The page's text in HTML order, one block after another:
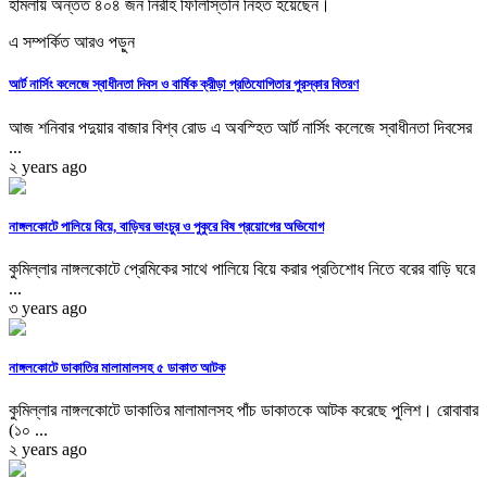
হামলায় অন্তত ৪০৪ জন নিরীহ ফিলিস্তিনি নিহত হয়েছেন।
এ সম্পর্কিত আরও পড়ুন
আর্ট নার্সিং কলেজে স্বাধীনতা দিবস ও বার্ষিক ক্রীড়া প্রতিযোগিতার পুরস্কার বিতরণ
আজ শনিবার পদুয়ার বাজার বিশ্ব রোড এ অবস্হিত আর্ট নার্সিং কলেজে স্বাধীনতা দিবসের
...
২ years ago
নাঙ্গলকোটে পালিয়ে বিয়ে, বাড়িঘর ভাংচুর ও পুকুরে বিষ প্রয়োগের অভিযোগ
কুমিল্লার নাঙ্গলকোটে প্রেমিকের সাথে পালিয়ে বিয়ে করার প্রতিশোধ নিতে বরের বাড়ি ঘরে
...
৩ years ago
নাঙ্গলকোটে ডাকাতির মালামালসহ ৫ ডাকাত আটক
কুমিল্লার নাঙ্গলকোটে ডাকাতির মালামালসহ পাঁচ ডাকাতকে আটক করেছে পুলিশ। রোবাবার
(১০ ...
২ years ago